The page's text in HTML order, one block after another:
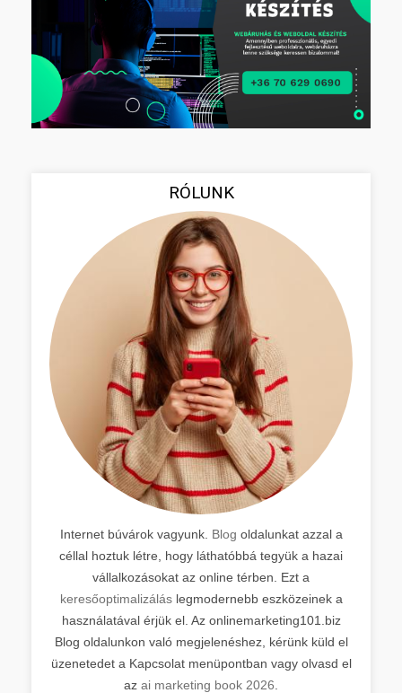
RÓLUNK
Internet búvárok vagyunk. Blog oldalunkat azzal a
céllal hoztuk létre, hogy láthatóbbá tegyük a hazai
vállalkozásokat az online térben. Ezt a
keresőoptimalizáláslegmodernebb eszközeinek a
használatával érjük el. Az onlinemarketing101.biz
Blog oldalunkon való megjelenéshez, kérünk küld el
üzenetedet a Kapcsolat menüpontban vagy olvasd el
az ai marketing book 2026